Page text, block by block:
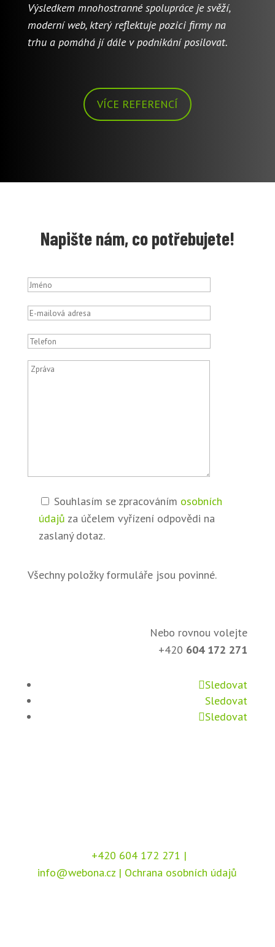
Výsledkem mnohostranné spolupráce je svěží,
moderní web, který reflektuje pozici firmy na
trhu a pomáhá jí dále v podnikání posilovat.
VÍCE REFERENCÍ
Napište nám, co potřebujete!
Souhlasím se zpracováním osobních
údajů za účelem vyřízení odpovědi na
zaslaný dotaz.
Všechny položky formuláře jsou povinné.
Nebo rovnou volejte
+420 604 172 271
Sledovat
Sledovat
Sledovat
+420 604 172 271 |
info@webona.cz | Ochrana osobních údajů